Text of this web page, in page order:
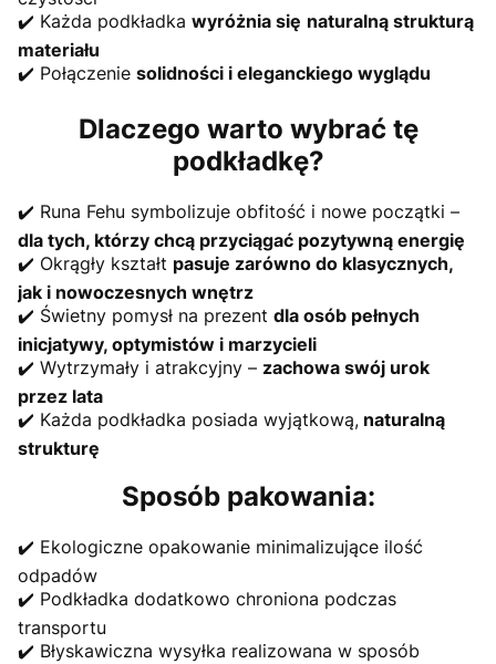
✔️ Każda podkładka wyróżnia się naturalną strukturą
materiału
✔️ Połączenie solidności i eleganckiego wyglądu
Dlaczego warto wybrać tę
podkładkę?
✔️ Runa Fehu symbolizuje obfitość i nowe początki –
dla tych, którzy chcą przyciągać pozytywną energię
✔️ Okrągły kształt pasuje zarówno do klasycznych,
jak i nowoczesnych wnętrz
✔️ Świetny pomysł na prezent dla osób pełnych
inicjatywy, optymistów i marzycieli
✔️ Wytrzymały i atrakcyjny – zachowa swój urok
przez lata
✔️ Każda podkładka posiada wyjątkową, naturalną
strukturę
Sposób pakowania:
✔️ Ekologiczne opakowanie minimalizujące ilość
odpadów
✔️ Podkładka dodatkowo chroniona podczas
transportu
✔️ Błyskawiczna wysyłka realizowana w sposób